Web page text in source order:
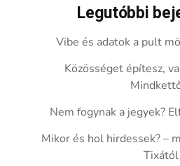
Legutóbbi
Vibe és adatok a pult
Közösséget építesz,
Nem fogynak a jegyek?
Mikor és hol hirdessek? –
Tixától